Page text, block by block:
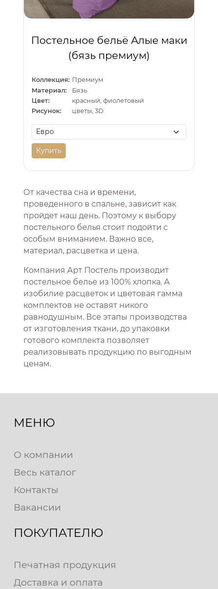
Постельное бельё Алые маки
(бязь премиум)
Коллекция: Премиум
Материал:
Бязь
Цвет:
красный, фиолетовый
Рисунок:
цветы, 3D
Купить
От качества сна и времени,
проведенного в спальне, зависит как
пройдет наш день. Поэтому к выбору
постельного белья стоит подойти с
особым вниманием. Важно все,
материал, расцветка и цена.
Компания Арт Постель производит
постельное белье из 100% хлопка. А
изобилие расцветок и цветовая гамма
комплектов не оставят никого
равнодушным. Все этапы производства
от изготовления ткани, до упаковки
готового комплекта позволяет
реализовывать продукцию по выгодным
ценам.
МЕНЮ
О компании
Весь каталог
Контакты
Вакансии
ПОКУПАТЕЛЮ
Печатная продукция
Доставка и оплата